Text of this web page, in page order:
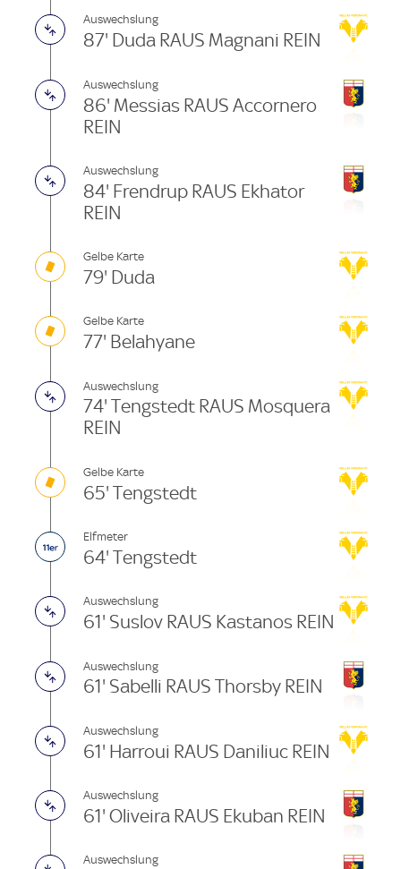
Auswechslung
87' Duda RAUS Magnani REIN
Auswechslung
86' Messias RAUS Accornero
REIN
Auswechslung
84' Frendrup RAUS Ekhator
REIN
Gelbe Karte
79' Duda
Gelbe Karte
77' Belahyane
Auswechslung
74' Tengstedt RAUS Mosquera
REIN
Gelbe Karte
65' Tengstedt
Elfmeter
64' Tengstedt
Auswechslung
61' Suslov RAUS Kastanos REIN
Auswechslung
61' Sabelli RAUS Thorsby REIN
Auswechslung
61' Harroui RAUS Daniliuc REIN
Auswechslung
61' Oliveira RAUS Ekuban REIN
Auswechslung